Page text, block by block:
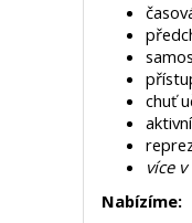
chuť
více
Nabízíme: